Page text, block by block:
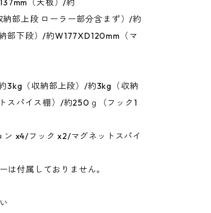
（天板）/約
部上段 ローラー部分含まず）/約
部下段）/約W177XD120mm（マ
3kg（収納部上段）/約3kg（収納
スパイス棚）/約250ｇ（フック1
ン x4/フック x2/マグネットスパイ
は付属しておりません。